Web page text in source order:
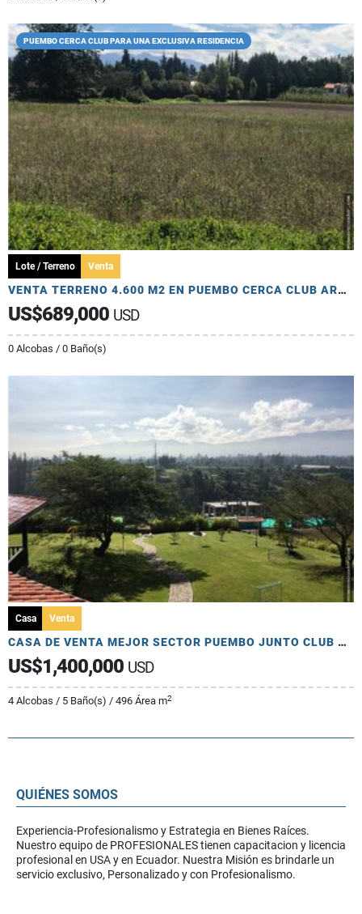
PUEMBO CERCA CLUB PARA UNA EXCLUSIVA RESIDENCIA
Lote / Terreno Venta
VENTA TERRENO 4.600 M2 EN PUEMBO CERCA CLUB ARRAYANES
US$689,000 USD
0 Alcobas / 0 Baño(s)
Casa Venta
CASA DE VENTA MEJOR SECTOR PUEMBO JUNTO CLUB ARRAYANES 2900m2 TERRENO
US$1,400,000 USD
4 Alcobas / 5 Baño(s) / 496 Área m2
QUIÉNES SOMOS
Experiencia-Profesionalismo y Estrategia en Bienes Raíces.
Nuestro equipo de PROFESIONALES tienen capacitacion y licencia
profesional en USA y en Ecuador. Nuestra Misión es brindarle un
servicio exclusivo, Personalizado y con Profesionalismo.